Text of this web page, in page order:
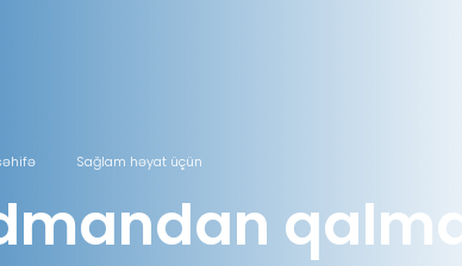
Sağlam həyat üçün
qalma